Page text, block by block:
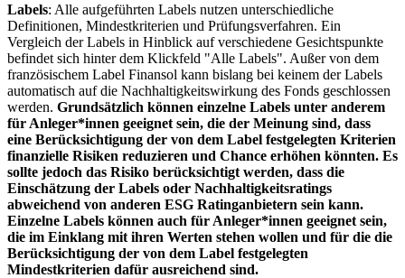
Labels: Alle aufgeführten Labels nutzen unterschiedliche
Definitionen, Mindestkriterien und Prüfungsverfahren. Ein
Vergleich der Labels in Hinblick auf verschiedene Gesichtspunkte
befindet sich hinter dem Klickfeld "Alle Labels". Außer von dem
französischem Label Finansol kann bislang bei keinem der Labels
automatisch auf die Nachhaltigkeitswirkung des Fonds geschlossen
werden. Grundsätzlich können einzelne Labels unter anderem
für Anleger*innen geeignet sein, die der Meinung sind, dass
eine Berücksichtigung der von dem Label festgelegten Kriterien
finanzielle Risiken reduzieren und Chance erhöhen könnten. Es
sollte jedoch das Risiko berücksichtigt werden, dass die
Einschätzung der Labels oder Nachhaltigkeitsratings
abweichend von anderen ESG Ratinganbietern sein kann.
Einzelne Labels können auch für Anleger*innen geeignet sein,
die im Einklang mit ihren Werten stehen wollen und für die die
Berücksichtigung der von dem Label festgelegten
Mindestkriterien dafür ausreichend sind.